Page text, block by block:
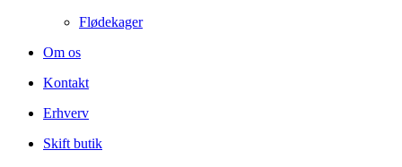
Flødekager
Om os
Kontakt
Erhverv
Skift butik